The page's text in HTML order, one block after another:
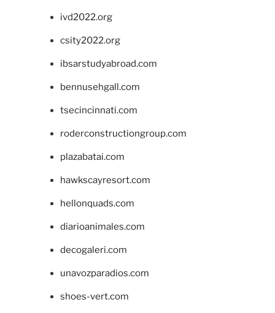
ivd2022.org
csity2022.org
ibsarstudyabroad.com
bennusehgall.com
tsecincinnati.com
roderconstructiongroup.com
plazabatai.com
hawkscayresort.com
hellonquads.com
diarioanimales.com
decogaleri.com
unavozparadios.com
shoes-vert.com